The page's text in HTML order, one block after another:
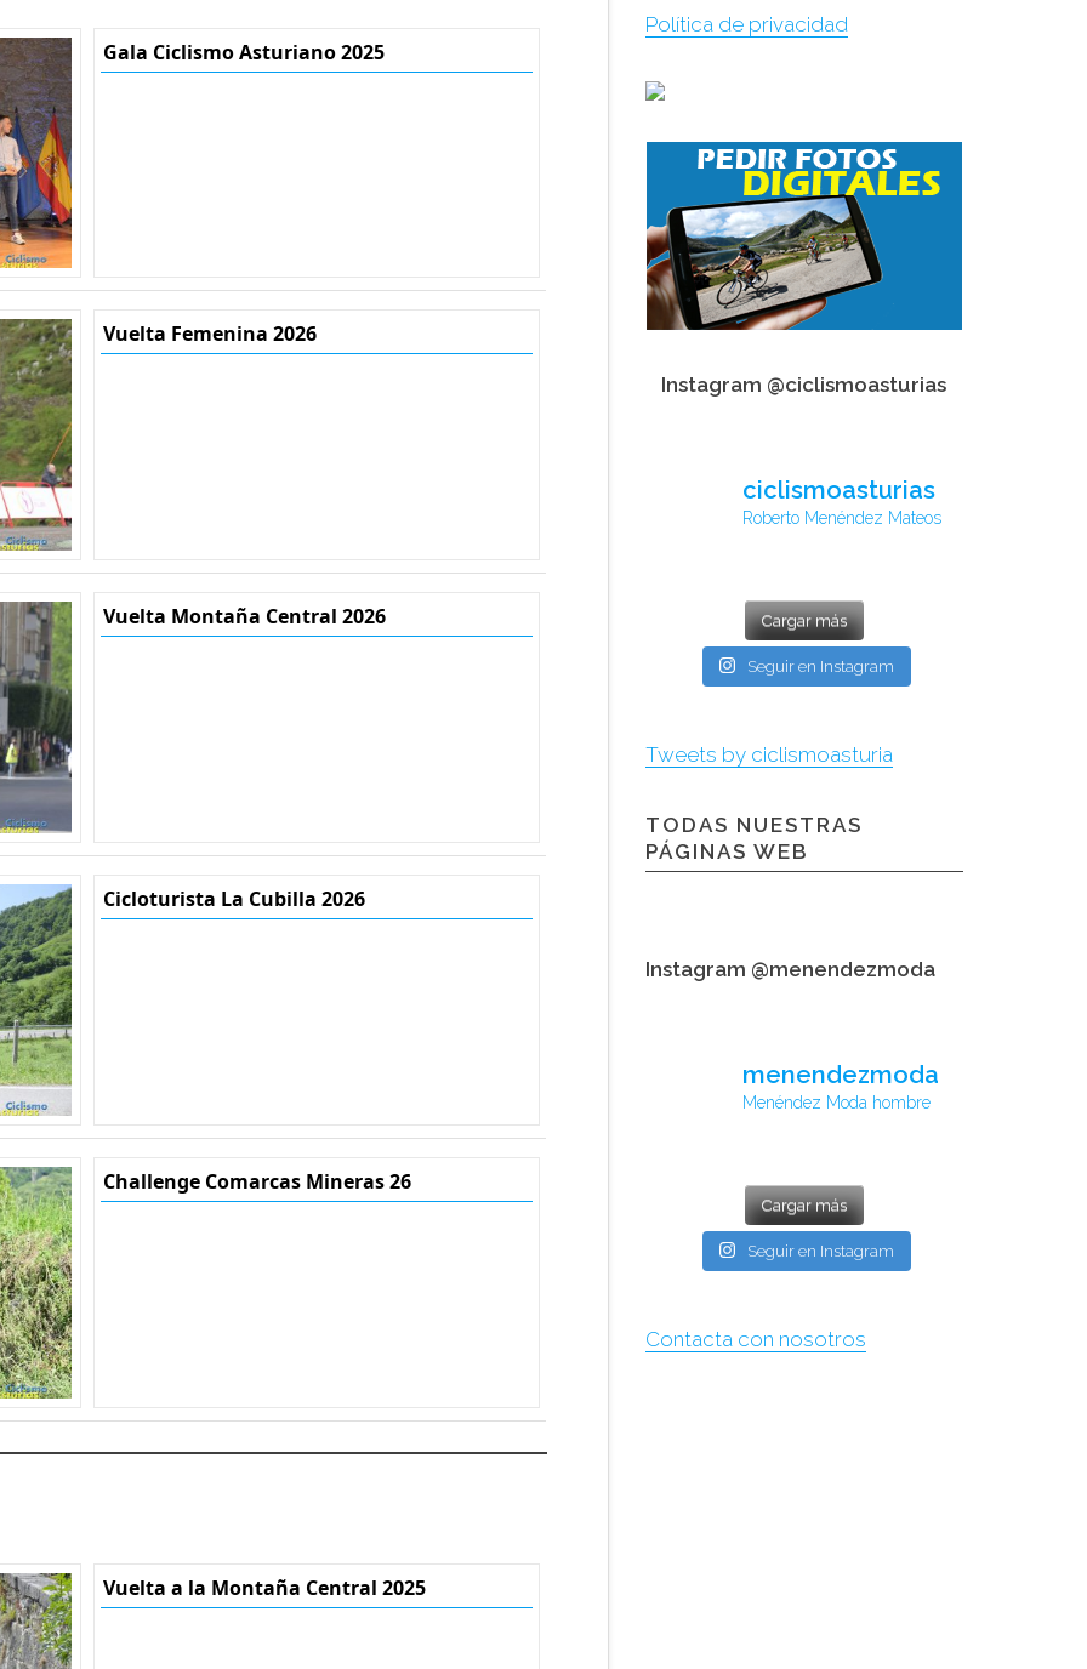
Gala Ciclismo Asturiano 2025
Vuelta Femenina 2026
Vuelta Montaña Central 2026
Cicloturista La Cubilla 2026
Challenge Comarcas Mineras 26
Vuelta a la Montaña Central 2025
Política de privacidad
Instagram @ciclismoasturias
ciclismoasturias
Roberto Menéndez Mateos
Cargar más
Seguir en Instagram
Tweets by ciclismoasturia
TODAS NUESTRAS
PÁGINAS WEB
Instagram @menendezmoda
menendezmoda
Menéndez Moda hombre
Cargar más
Seguir en Instagram
Contacta con nosotros